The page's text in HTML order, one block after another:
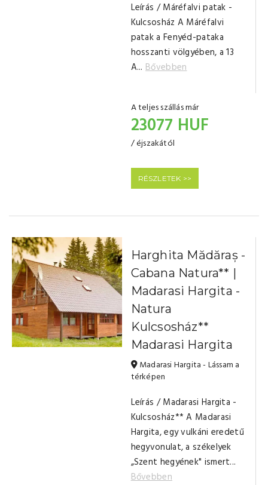
Leírás / Máréfalvi patak -
Kulcsosház A Máréfalvi
patak a Fenyéd-pataka
hosszanti völgyében, a 13
A...Bővebben
A teljes szállás már
23077 HUF
/ éjszakától
RÉSZLETEK >>
Harghita Mădăraș -
Cabana Natura** |
Madarasi Hargita -
Natura
Kulcsosház**
Madarasi Hargita
Madarasi Hargita - Lássam a
térképen
Leírás / Madarasi Hargita -
Kulcsosház** A Madarasi
Hargita, egy vulkáni eredetű
hegyvonulat, a székelyek
„Szent hegyének" ismert...
Bővebben